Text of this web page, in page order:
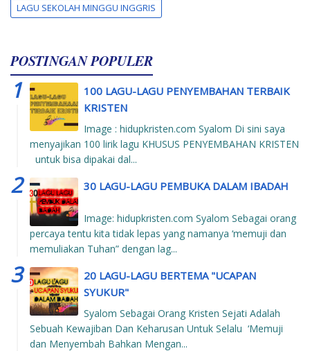
LAGU SEKOLAH MINGGU INGGRIS
POSTINGAN POPULER
100 LAGU-LAGU PENYEMBAHAN TERBAIK
KRISTEN
Image : hidupkristen.com Syalom Di sini saya
menyajikan 100 lirik lagu KHUSUS PENYEMBAHAN KRISTEN
untuk bisa dipakai dal...
30 LAGU-LAGU PEMBUKA DALAM IBADAH
Image: hidupkristen.com Syalom Sebagai orang
percaya tentu kita tidak lepas yang namanya ‘memuji dan
memuliakan Tuhan” dengan lag...
20 LAGU-LAGU BERTEMA "UCAPAN
SYUKUR"
Syalom Sebagai Orang Kristen Sejati Adalah
Sebuah Kewajiban Dan Keharusan Untuk Selalu ‘Memuji
dan Menyembah Bahkan Mengan...